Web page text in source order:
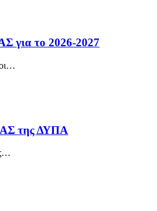
για το 2026-2027
…
της ΔΥΠΑ
…